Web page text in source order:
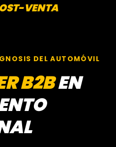
VENTA
DEL AUTOMÓVIL
B2BEN